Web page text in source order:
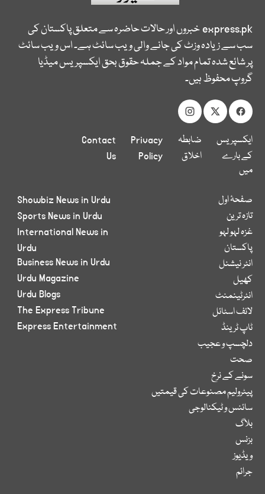
express.pkخبروں اور حالات حاضرہ سے متعلق پاکستان کی
سب سے زیادہ وزٹ کی جانے والی ویب سائٹ ہے۔ اس ویب سائٹ
پر شائع شدہ تمام مواد کے جملہ حقوق بحق ایکسپریس میڈیا
گروپ محفوظ ہیں۔
ایکسپریس
کے بارے
میں
ضابطہ
اخلاق
Privacy
Policy
Contact
Us
صفحۂ اول
تازہ ترین
غزہ لہو لہو
پاکستان
انٹر نیشنل
کھیل
انٹرٹینمنٹ
لائف اسٹائل
ٹاپ ٹرینڈ
دلچسپ و عجیب
صحت
سونے کے نرخ
پیٹرولیم مصنوعات کی قیمتیں
سائنس و ٹیکنالوجی
بلاگ
بزنس
ویڈیوز
جرائم
Showbiz News in Urdu
Sports News in Urdu
International News in
Urdu
Business News in Urdu
Urdu Magazine
Urdu Blogs
The Express Tribune
Express Entertainment